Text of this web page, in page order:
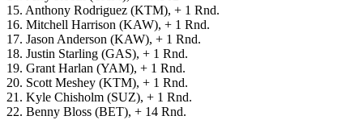
15. Anthony Rodriguez (KTM), + 1 Rnd.
16. Mitchell Harrison (KAW), + 1 Rnd.
17. Jason Anderson (KAW), + 1 Rnd.
18. Justin Starling (GAS), + 1 Rnd.
19. Grant Harlan (YAM), + 1 Rnd.
20. Scott Meshey (KTM), + 1 Rnd.
21. Kyle Chisholm (SUZ), + 1 Rnd.
22. Benny Bloss (BET), + 14 Rnd.